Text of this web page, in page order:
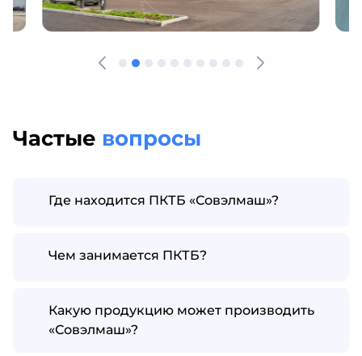
Частые вопросы
Где находится ПКТБ «Совэлмаш»?
Чем занимается ПКТБ?
Какую продукцию может производить
«Совэлмаш»?